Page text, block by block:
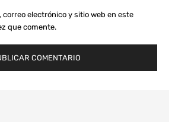
correo electrónico y sitio web en este
que comente.